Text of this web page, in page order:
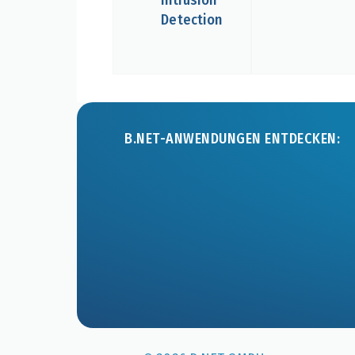
Detection
B.NET-ANWENDUNGEN ENTDECKEN: